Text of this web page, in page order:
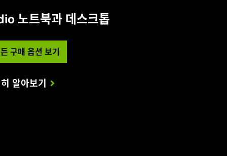
노트북과 데스크톱
구매 옵션 보기
알아보기